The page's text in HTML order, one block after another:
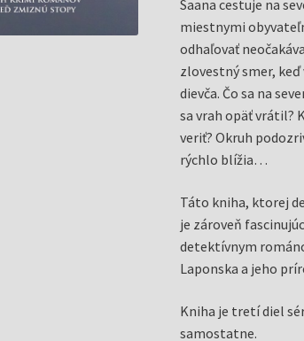
Saana cestuje na
miestnymi
odhaľovať
zlovestný smer,
dievča. Čo sa na
sa vrah opäť vrátil?
veriť? Okruh
rýchlo blížia…
Táto kniha, ktorej
je zároveň
detektívnym
Laponska a jeho
Kniha je tretí diel
samostatne.